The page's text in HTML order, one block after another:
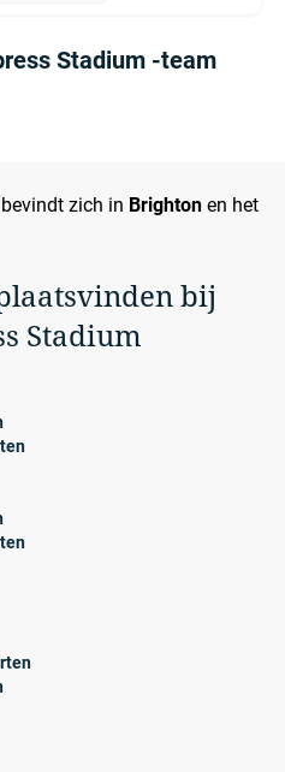
Stadium -team
zich in Brighton en het
bij
Stadium